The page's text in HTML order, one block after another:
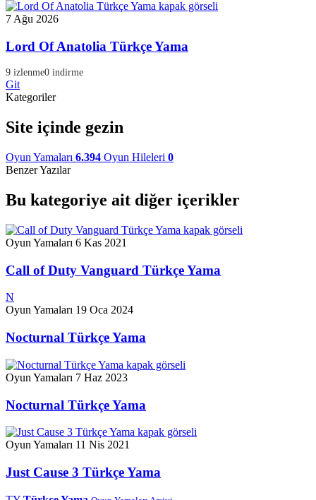
7 Ağu 2026
Lord Of Anatolia Türkçe Yama
9 izlenme0 indirme
Git
Kategoriler
Site içinde gezin
Oyun Yamaları 6.394 Oyun Hileleri 0
Benzer Yazılar
Bu kategoriye ait diğer içerikler
Oyun Yamaları 6 Kas 2021
Call of Duty Vanguard Türkçe Yama
N
Oyun Yamaları 19 Oca 2024
Nocturnal Türkçe Yama
Oyun Yamaları 7 Haz 2023
Nocturnal Türkçe Yama
Oyun Yamaları 11 Nis 2021
Just Cause 3 Türkçe Yama